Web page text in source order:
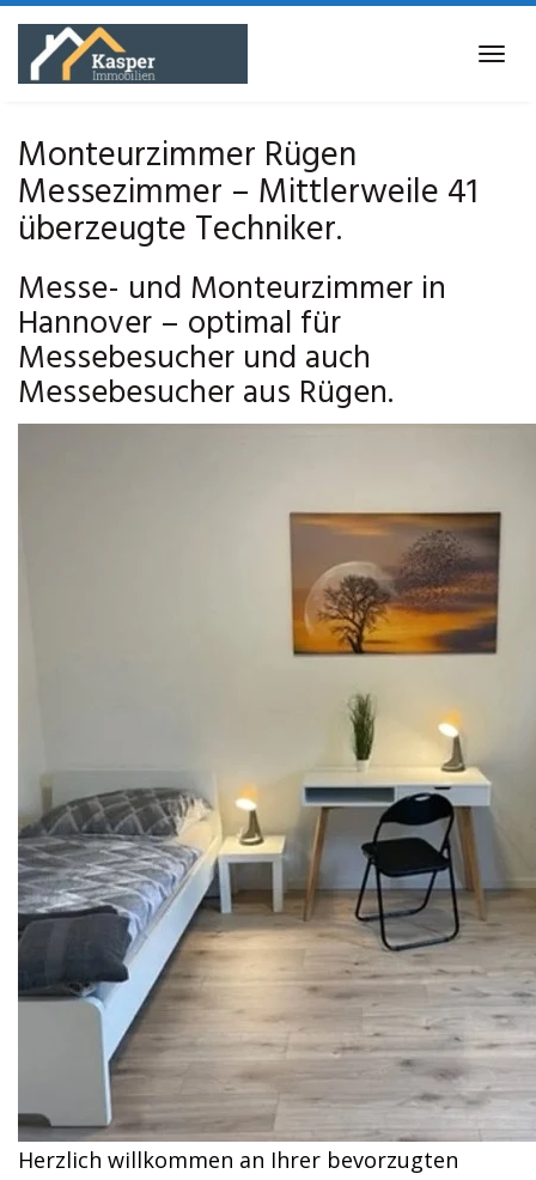
Skip
main
Monteurzimmer Rügen
Messezimmer – Mittlerweile 41
überzeugte Techniker.
Messe- und Monteurzimmer in
Hannover – optimal für
Messebesucher und auch
Messebesucher aus Rügen.
Herzlich willkommen an Ihrer bevorzugten